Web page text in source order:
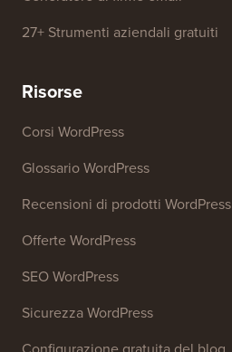
27+ Strumenti aziendali gratuiti
Risorse
Corsi WordPress
Glossario WordPress
Recensioni di prodotti WordPress
Offerte WordPress
SEO WordPress
Sicurezza WordPress